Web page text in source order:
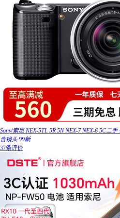
Sony/索尼 NEX-5TL 5R 5N NEX-7 NEX-6 5C二
含镜头 99新
37条评价